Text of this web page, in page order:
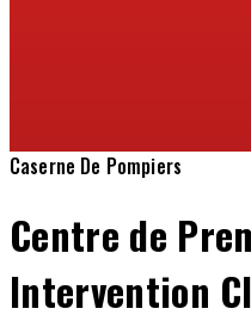
Caserne De Pompiers
Centre de
Intervention